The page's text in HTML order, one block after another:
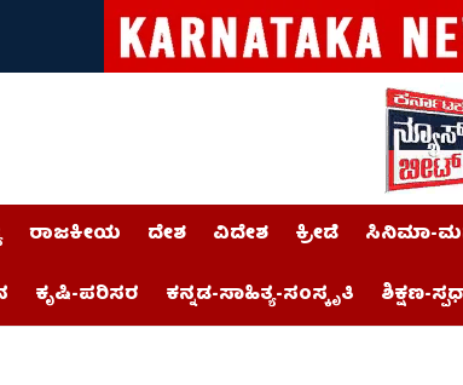
ರಾಜಕೀಯ ದೇಶ ವಿದೇಶ ಕ್ರೀಡೆ ಸಿನಿಮಾ-
ಕೃಷಿ-ಪರಿಸರ ಕನ್ನಡ-ಸಾಹಿತ್ಯ-ಸಂಸ್ಕೃತಿ ಶಿಕ್ಷಣ-